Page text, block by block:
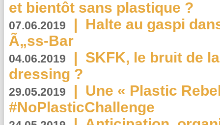
et bientôt sans plastique ?
07.06.2019 | Halte au gaspi
Ã„ss-Bar
04.06.2019 | SKFK, le bruit de
dressing ?
29.05.2019 | Une « Plastic
#NoPlasticChallenge